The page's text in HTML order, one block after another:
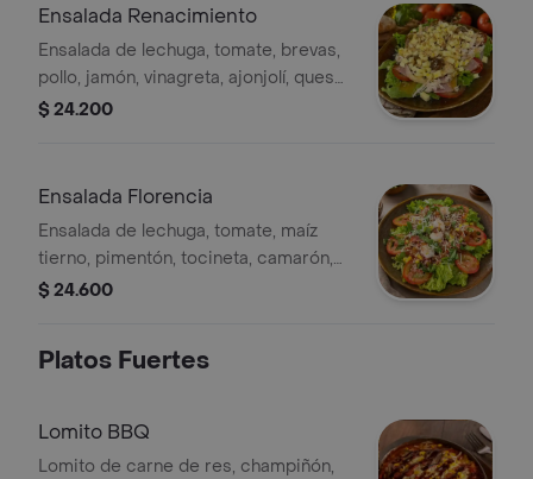
Ensalada Renacimiento
Ensalada de lechuga, tomate, brevas,
pollo, jamón, vinagreta, ajonjolí, queso
en cuadrados, champiñones.
$ 24.200
Ensalada Florencia
Ensalada de lechuga, tomate, maíz
tierno, pimentón, tocineta, camarón,
piña, rúcula, queso parmesano.
$ 24.600
Platos Fuertes
Lomito BBQ
Lomito de carne de res, champiñón,